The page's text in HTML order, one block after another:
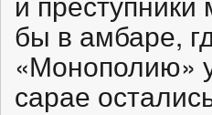
бы в амбаре,
«Монополию»
сарае